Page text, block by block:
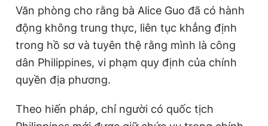
Văn phòng cho rằng bà Alice Guo đã có hành
động không trung thực, liên tục khẳng định
trong hồ sơ và tuyên thệ rằng mình là công
dân Philippines, vi phạm quy định của chính
quyền địa phương.
Theo hiến pháp, chỉ người có quốc tịch